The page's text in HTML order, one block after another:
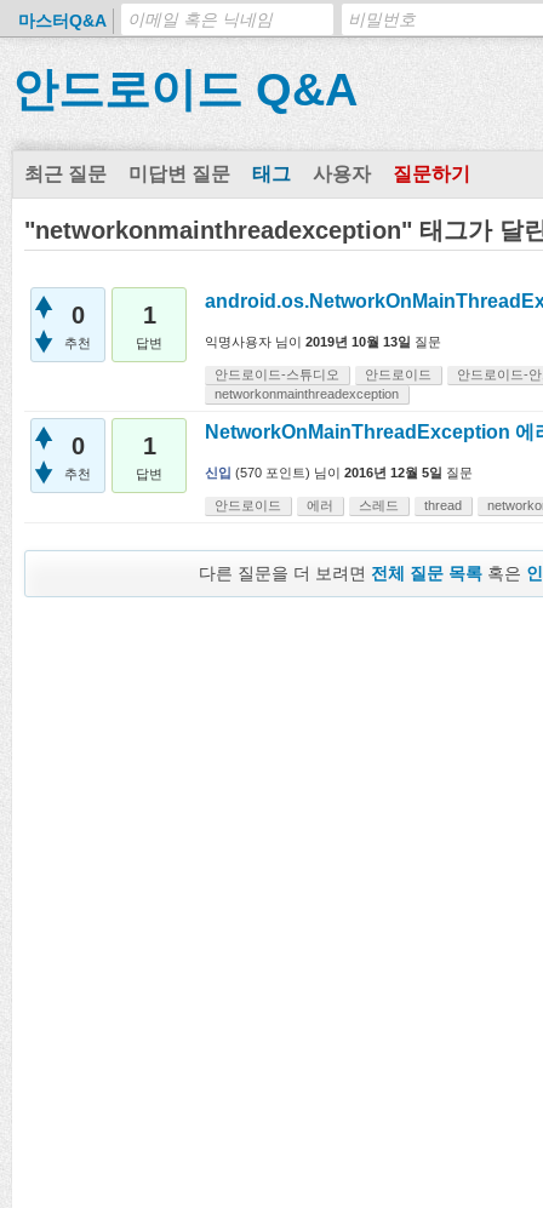
마스터Q&A
안드로이드 Q&A
최근 질문 미답변 질문 태그 사용자 질문하기
"networkonmainthreadexception" 태그가 달
0
추천
1
답변 익명사용자 님이 2019년 10월 13일 질문
안드로이드-스튜디오 안드로이드
안드로이드-
networkonmainthreadexception
0
추천
1
답변
NetworkOnMainThreadException 에
신입 (570 포인트) 님이 2016년 12월 5일 질문
안드로이드 에러 스레드 thread
다른 질문을 더 보려면 전체 질문 목록 혹은